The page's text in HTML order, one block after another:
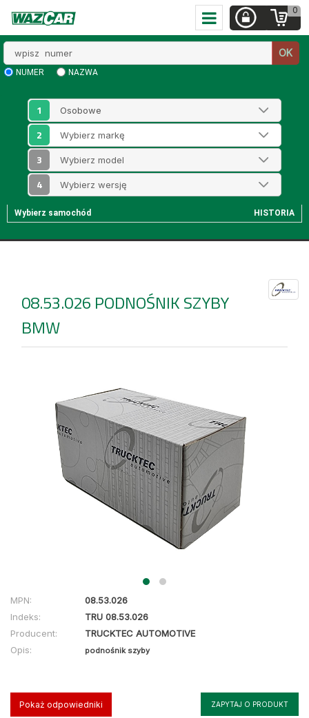
0
numer
OK
NUMER NAZWA
1
2
3
4
Wybierz samochód HISTORIA
08.53.026 PODNOŚNIK SZYBY
BMW
MPN:
08.53.026
Indeks:
TRU 08.53.026
Producent:
TRUCKTEC AUTOMOTIVE
Opis:
podnośnik szyby
Pokaż odpowiedniki ZAPYTAJ O PRODUKT